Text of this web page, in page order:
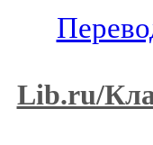
Lib.ru/